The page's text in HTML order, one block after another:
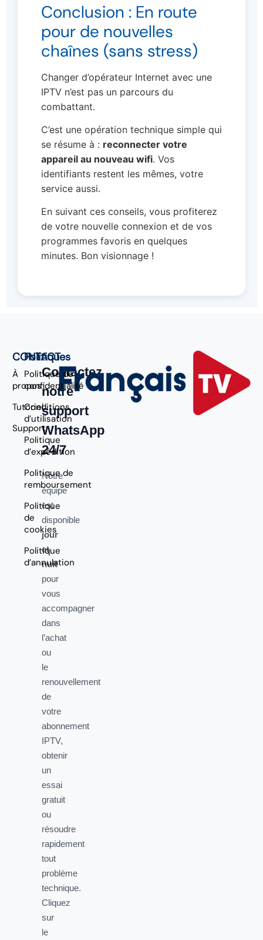
Conclusion : En route
pour de nouvelles
chaînes (sans stress)
Changer d’opérateur Internet avec une
IPTV n’est pas un parcours du
combattant.
C’est une opération technique simple qui
se résume à : reconnecter votre
appareil au nouveau wifi. Vos
identifiants restent les mêmes, votre
service aussi.
En suivant ces conseils, vous profiterez
de votre nouvelle connexion et de vos
programmes favoris en quelques
minutes. Bon visionnage !
CONTACT
À
propos
Tutoriel
Support
Politiques
Politique de
confidentialité
Conditions
d’utilisation
Politique
d’expédition
Politique de
remboursement
Politique
de
cookies
Politique
d’annulation
Contactez
notre
support
WhatsApp
24/7
Notre
équipe
est
disponible
jour
et
nuit
pour
vous
accompagner
dans
l’achat
ou
le
renouvellement
de
votre
abonnement
IPTV,
obtenir
un
essai
gratuit
ou
résoudre
rapidement
tout
problème
technique.
Cliquez
sur
le